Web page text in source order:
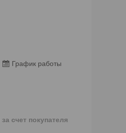
График работы
за счет покупателя